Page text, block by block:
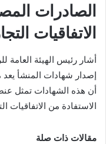
الصادرات
الاتفاقيات
أشار رئيس الهيئة العامة
إصدار شهادات المنشأ
أن هذه الشهادات تمثل
الاستفادة من الاتفاقيات
مقالات ذات صلة